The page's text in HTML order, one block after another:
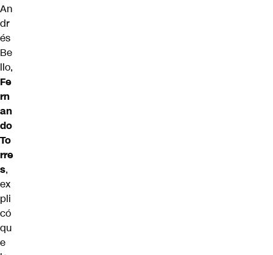
An
dr
és
Be
llo,
Fe
rn
an
do
To
rre
s,
ex
pli
có
qu
e